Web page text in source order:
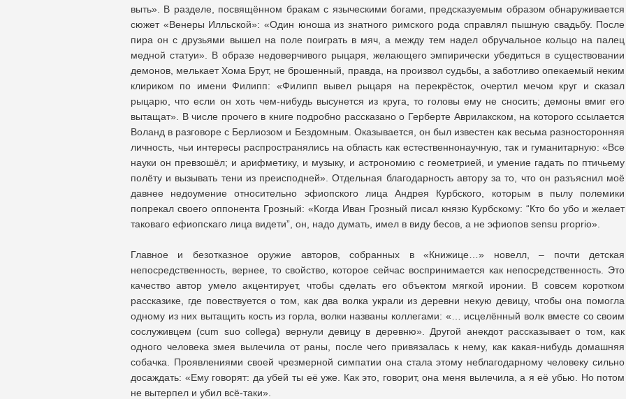
выть». В разделе, посвящённом бракам с языческими богами, предсказуемым образом обнаруживается
сюжет «Венеры Илльской»: «Один юноша из знатного римского рода справлял пышную свадьбу. После
пира он с друзьями вышел на поле поиграть в мяч, а между тем надел обручальное кольцо на палец
медной статуи». В образе недоверчивого рыцаря, желающего эмпирически убедиться в существовании
демонов, мелькает Хома Брут, не брошенный, правда, на произвол судьбы, а заботливо опекаемый неким
клириком по имени Филипп: «Филипп вывел рыцаря на перекрёсток, очертил мечом круг и сказал
рыцарю, что если он хоть чем-нибудь высунется из круга, то головы ему не сносить; демоны вмиг его
вытащат». В числе прочего в книге подробно рассказано о Герберте Аврилакском, на которого ссылается
Воланд в разговоре с Берлиозом и Бездомным. Оказывается, он был известен как весьма разносторонняя
личность, чьи интересы распространялись на область как естественнонаучную, так и гуманитарную: «Все
науки он превзошёл; и арифметику, и музыку, и астрономию с геометрией, и умение гадать по птичьему
полёту и вызывать тени из преисподней». Отдельная благодарность автору за то, что он разъяснил моё
давнее недоумение относительно эфиопского лица Андрея Курбского, которым в пылу полемики
попрекал своего оппонента Грозный: «Когда Иван Грозный писал князю Курбскому: “Кто бо убо и желает
таковаго ефиопскаго лица видети”, он, надо думать, имел в виду бесов, а не эфиопов sensu proprio».
Главное и безотказное оружие авторов, собранных в «Книжице…» новелл, – почти детская
непосредственность, вернее, то свойство, которое сейчас воспринимается как непосредственность. Это
качество автор умело акцентирует, чтобы сделать его объектом мягкой иронии. В совсем коротком
рассказике, где повествуется о том, как два волка украли из деревни некую девицу, чтобы она помогла
одному из них вытащить кость из горла, волки названы коллегами: «… исцелённый волк вместе со своим
сослуживцем (cum suo collega) вернули девицу в деревню». Другой анекдот рассказывает о том, как
одного человека змея вылечила от раны, после чего привязалась к нему, как какая-нибудь домашняя
собачка. Проявлениями своей чрезмерной симпатии она стала этому неблагодарному человеку сильно
досаждать: «Ему говорят: да убей ты её уже. Как это, говорит, она меня вылечила, а я её убью. Но потом
не вытерпел и убил всё-таки».